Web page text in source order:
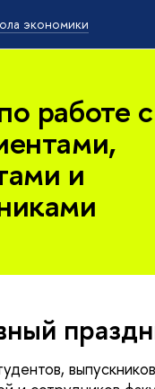
экономики
работе с
и